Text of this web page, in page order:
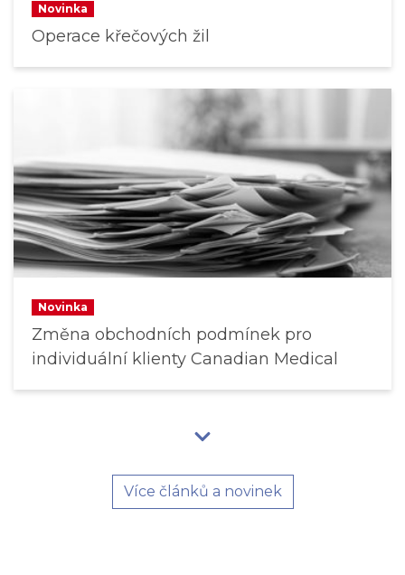
Novinka
Operace křečových žil
Novinka
Změna obchodních podmínek pro
individuální klienty Canadian Medical
Více článků a novinek